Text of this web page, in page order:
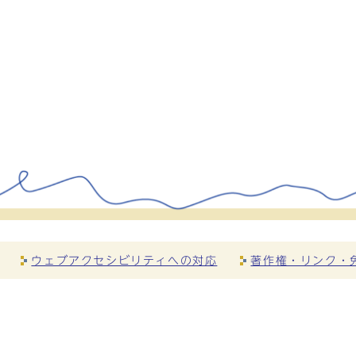
ウェブアクセシビリティへの対応 著作権・リンク・